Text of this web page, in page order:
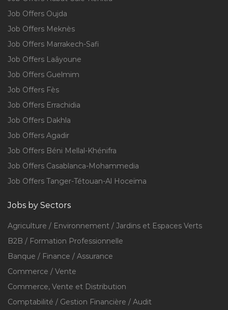
Job Offers Oujda
Job Offers Meknès
Job Offers Marrakech-Safi
Job Offers Laâyoune
Job Offers Guelmim
Job Offers Fès
Job Offers Errachidia
Job Offers Dakhla
Job Offers Agadir
Job Offers Béni Mellal-Khénifra
Job Offers Casablanca-Mohammedia
Job Offers Tanger-Tétouan-Al Hoceïma
Jobs by Sectors
Agriculture / Environnement / Jardins et Espaces Verts
B2B / Formation Professionnelle
Banque / Finance / Assurance
Commerce / Vente
Commerce, Vente et Distribution
Comptabilité / Gestion Financière / Audit